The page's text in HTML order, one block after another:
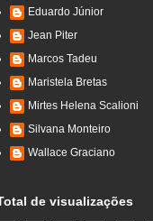
Eduardo Júnior
Jean Piter
Marcos Tadeu
Maristela Bretas
Mirtes Helena Scalioni
Silvana Monteiro
Wallace Graciano
de visualizações